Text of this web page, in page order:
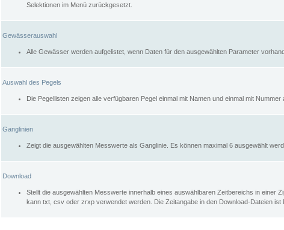
Selektionen im Menü zurückgesetzt.
Gewässerauswahl
Alle Gewässer werden aufgelistet, wenn Daten für den ausgewählten Parameter
Auswahl des Pegels
Die Pegellisten zeigen alle verfügbaren Pegel einmal mit Namen und einmal mit Nummer
Ganglinien
Zeigt die ausgewählten Messwerte als Ganglinie. Es können maximal 6 ausgewählt
Download
Stellt die ausgewählten Messwerte innerhalb eines auswählbaren Zeitbereichs in einer
kann txt, csv oder zrxp verwendet werden. Die Zeitangabe in den Download-Dateien ist